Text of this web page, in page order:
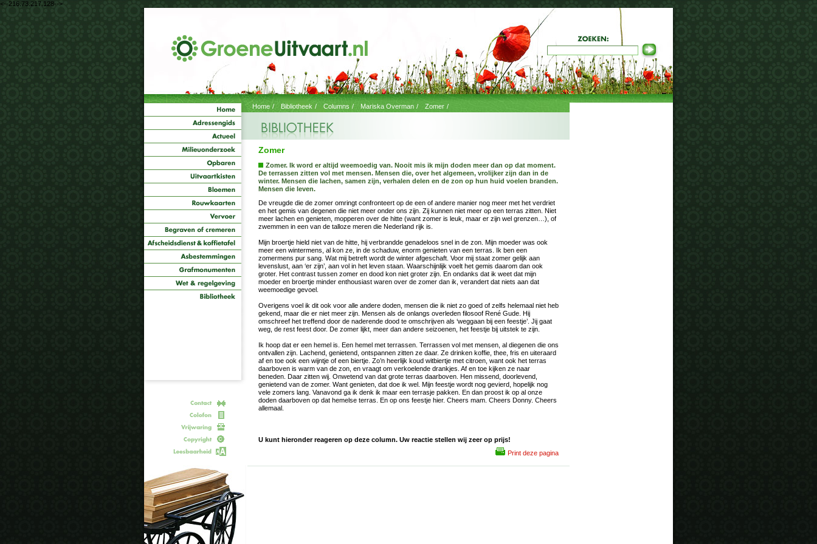
<--216.73.217.128-->
Home / Bibliotheek / Columns / Mariska Overman / Zomer /
Zomer
Zomer. Ik word er altijd weemoedig van. Nooit mis ik mijn doden meer dan op dat moment.
De terrassen zitten vol met mensen. Mensen die, over het algemeen, vrolijker zijn dan in de
winter. Mensen die lachen, samen zijn, verhalen delen en de zon op hun huid voelen branden.
Mensen die leven.
De vreugde die de zomer omringt confronteert op de een of andere manier nog meer met het verdriet
en het gemis van degenen die niet meer onder ons zijn. Zij kunnen niet meer op een terras zitten. Niet
meer lachen en genieten, mopperen over de hitte (want zomer is leuk, maar er zijn wel grenzen…), of
zwemmen in een van de talloze meren die Nederland rijk is.
Mijn broertje hield niet van de hitte, hij verbrandde genadeloos snel in de zon. Mijn moeder was ook
meer een wintermens, al kon ze, in de schaduw, enorm genieten van een terras. Ik ben een
zomermens pur sang. Wat mij betreft wordt de winter afgeschaft. Voor mij staat zomer gelijk aan
levenslust, aan ‘er zijn’, aan vol in het leven staan. Waarschijnlijk voelt het gemis daarom dan ook
groter. Het contrast tussen zomer en dood kon niet groter zijn. En ondanks dat ik weet dat mijn
moeder en broertje minder enthousiast waren over de zomer dan ik, verandert dat niets aan dat
weemoedige gevoel.
Overigens voel ik dit ook voor alle andere doden, mensen die ik niet zo goed of zelfs helemaal niet heb
gekend, maar die er niet meer zijn. Mensen als de onlangs overleden filosoof René Gude. Hij
omschreef het treffend door de naderende dood te omschrijven als ‘weggaan bij een feestje’. Jij gaat
weg, de rest feest door. De zomer lijkt, meer dan andere seizoenen, het feestje bij uitstek te zijn.
Ik hoop dat er een hemel is. Een hemel met terrassen. Terrassen vol met mensen, al diegenen die ons
ontvallen zijn. Lachend, genietend, ontspannen zitten ze daar. Ze drinken koffie, thee, fris en uiteraard
af en toe ook een wijntje of een biertje. Zo’n heerlijk koud witbiertje met citroen, want ook het terras
daarboven is warm van de zon, en vraagt om verkoelende drankjes. Af en toe kijken ze naar
beneden. Daar zitten wij. Onwetend van dat grote terras daarboven. Hen missend, doorlevend,
genietend van de zomer. Want genieten, dat doe ik wel. Mijn feestje wordt nog gevierd, hopelijk nog
vele zomers lang. Vanavond ga ik denk ik maar een terrasje pakken. En dan proost ik op al onze
doden daarboven op dat hemelse terras. En op ons feestje hier. Cheers mam. Cheers Donny. Cheers
allemaal.
U kunt hieronder reageren op deze column. Uw reactie stellen wij zeer op prijs!
Print deze pagina